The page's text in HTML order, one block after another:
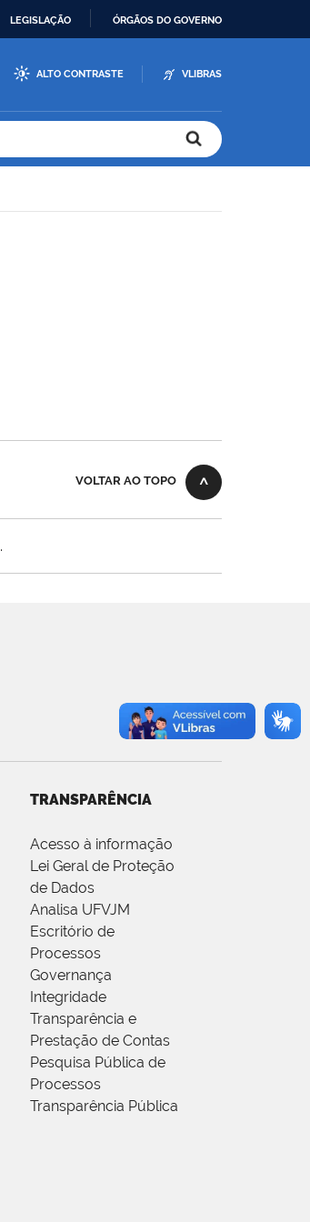
LEGISLAÇÃO ÓRGÃOS DO GOVERNO
ALTO CONTRASTE VLIBRAS
VOLTAR AO TOPO
.
TRANSPARÊNCIA
Acesso à informação
Lei Geral de Proteção
de Dados
Analisa UFVJM
Escritório de
Processos
Governança
Integridade
Transparência e
Prestação de Contas
Pesquisa Pública de
Processos
Transparência Pública